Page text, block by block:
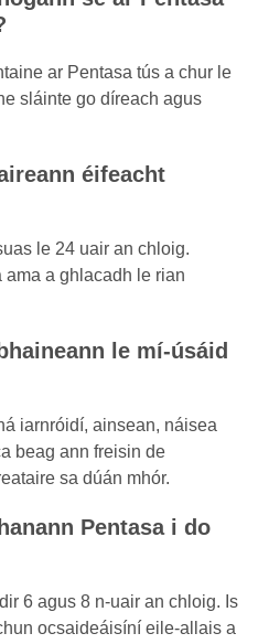
ar Pentasa tús a chur le
sláinte go díreach agus
éifeacht
le 24 uair an chloig.
ama a ghlacadh le rian
le mí-úsáid
iarnróidí, ainsean, náisea
beag ann freisin de
sa dúán mhór.
Pentasa i do
6 agus 8 n-uair an chloig. Is
ocsaideáisíní eile-allais a